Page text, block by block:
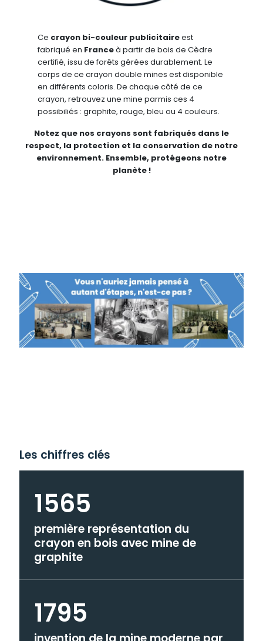
Ce crayon bi-couleur publicitaireest
fabriqué en Franceà partir de bois de Cèdre
certifié, issu de forêts gérées durablement. Le
corps de ce crayon double mines est disponible
en différents coloris. De chaque côté de ce
crayon, retrouvez une mine parmis ces 4
possibiliés : graphite, rouge, bleu ou 4 couleurs.
Notez que nos crayons sont fabriqués dans le
respect, la protection et la conservation de notre
environnement. Ensemble, protégeons notre
planète !
Les chiffres clés
1565
première représentation du
crayon en bois avec mine de
graphite
1795